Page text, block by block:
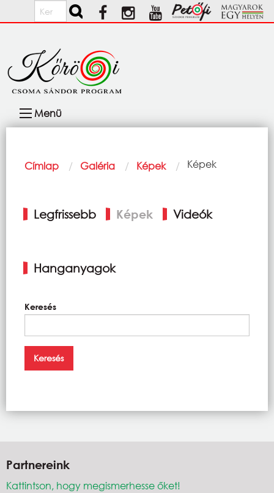
Ugrás a tartalomra
Keresés
navigáció
Menü
Morzsa
Címlap Galéria Képek Current:
Képek
fülek
Legfrissebb Képek Videók
Hanganyagok
Keresés
Partnereink
Kattintson, hogy megismerhesse őket!